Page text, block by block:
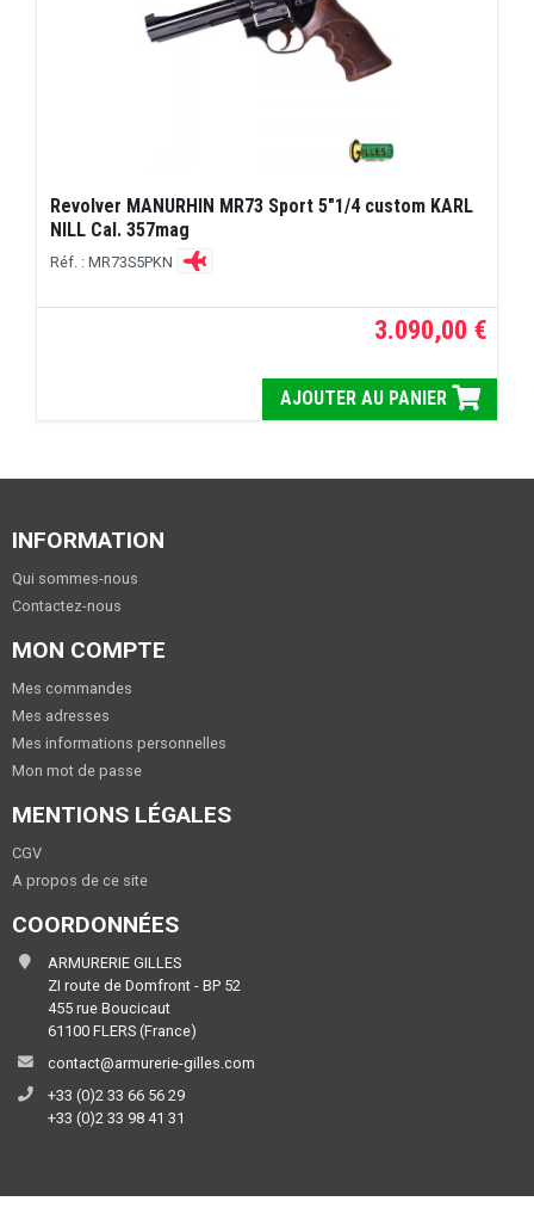
Revolver MANURHIN MR73 Sport 5"1/4 custom KARL
NILL Cal. 357mag
Réf. : MR73S5PKN
3.090,00 €
AJOUTER AU PANIER
INFORMATION
Qui sommes-nous
Contactez-nous
MON COMPTE
Mes commandes
Mes adresses
Mes informations personnelles
Mon mot de passe
MENTIONS LÉGALES
CGV
A propos de ce site
COORDONNÉES
ARMURERIE GILLES
ZI route de Domfront - BP 52
455 rue Boucicaut
61100 FLERS (France)
contact@armurerie-gilles.com
+33 (0)2 33 66 56 29
+33 (0)2 33 98 41 31